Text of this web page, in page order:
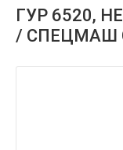
ГУР 6520,
/ СПЕЦМАШ